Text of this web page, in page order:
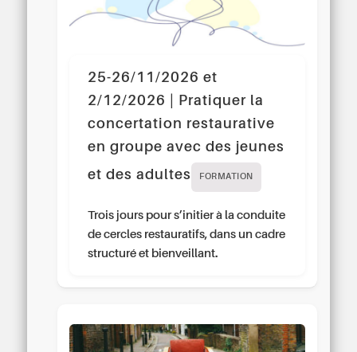
25-26/11/2026 et
2/12/2026 | Pratiquer la
concertation restaurative
en groupe avec des jeunes
et des adultes
FORMATION
Trois jours pour s’initier à la conduite
de cercles restauratifs, dans un cadre
structuré et bienveillant.